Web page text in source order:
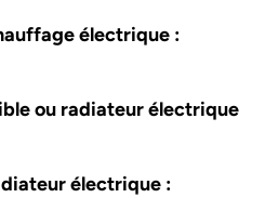
électrique :
ou radiateur électrique
électrique :